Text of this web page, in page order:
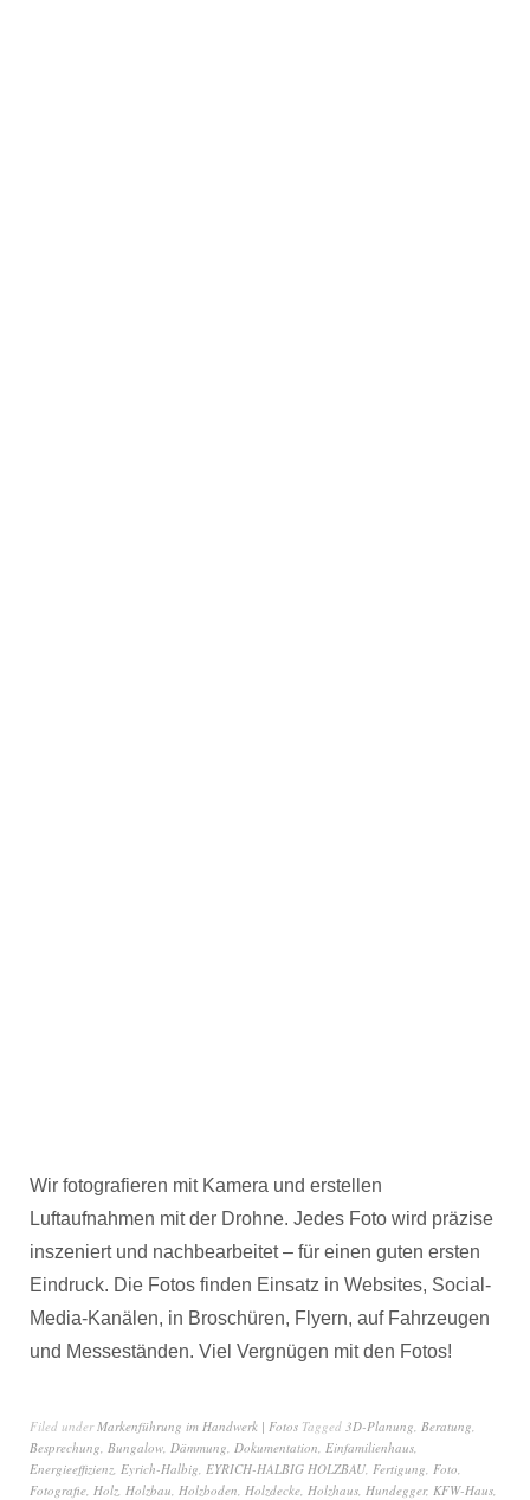
Wir fotografieren mit Kamera und erstellen
Luftaufnahmen mit der Drohne. Jedes Foto wird präzise
inszeniert und nachbearbeitet – für einen guten ersten
Eindruck. Die Fotos finden Einsatz in Websites, Social-
Media-Kanälen, in Broschüren, Flyern, auf Fahrzeugen
und Messeständen. Viel Vergnügen mit den Fotos!
Filed underMarkenführung im Handwerk | Fotos Tagged 3D-Planung, Beratung,
Besprechung, Bungalow, Dämmung, Dokumentation, Einfamilienhaus,
Energieeffizienz, Eyrich-Halbig, EYRICH-HALBIG HOLZBAU, Fertigung, Foto,
Fotografie, Holz, Holzbau, Holzboden, Holzdecke, Holzhaus, Hundegger, KFW-Haus,